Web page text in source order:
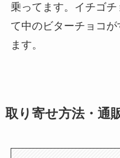
乗ってます。イチゴ
て中のビターチョコ
ます。
取り寄せ方法・通